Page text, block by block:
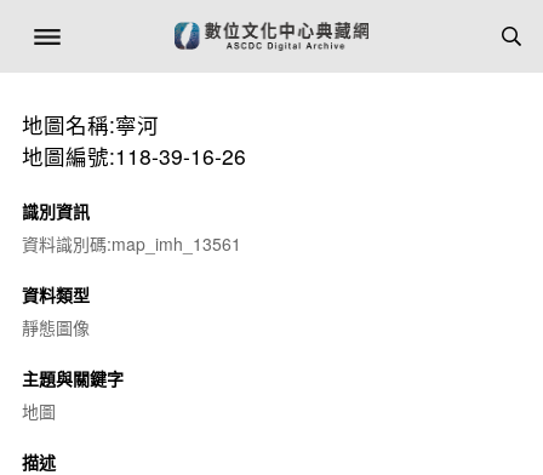
地圖名稱:寧河
地圖編號:118-39-16-26
識別資訊
資料識別碼:map_imh_13561
資料類型
靜態圖像
主題與關鍵字
地圖
描述